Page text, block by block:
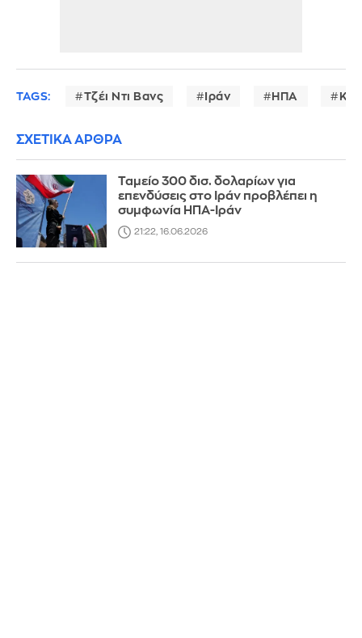
TAGS: Τζέι Ντι Βανς Ιράν ΗΠΑ
ΣΧΕΤΙΚΑ ΑΡΘΡΑ
Ταμείο 300 δισ. δολαρίων για
επενδύσεις στο Ιράν προβλέπει η
συμφωνία ΗΠΑ-Ιράν
21:22, 16.06.2026